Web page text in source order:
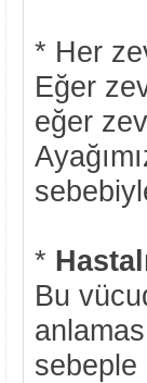
* Her
Eğer
eğer
*
Bu
sebeple